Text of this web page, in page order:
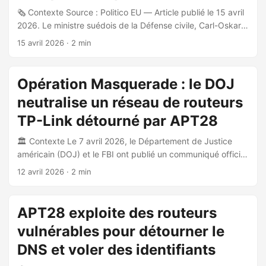
publicité numérique. ...
🗞️ Contexte Source : Politico EU — Article publié le 15 avril
2026. Le ministre suédois de la Défense civile, Carl-Oskar
Bohlin, a tenu une conférence de presse à Stockholm pour
menace Selon le ministre, les groupes pro-russes ont opéré
un changement de tactique significatif : ils sont passés
d’attaques par déni de service (DDoS) à des cyberattaques
destructives visant des organisations en Europe. Ce
changement est qualifié de comportement « plus risqué et
plus imprudent » susceptible d’entraîner des dommages
sociétaux réels. ...
15 avril 2026 · 2 min
Opération Masquerade : le DOJ
neutralise un réseau de routeurs
TP-Link détourné par APT28
🏛️ Contexte Le 7 avril 2026, le Département de Justice
américain (DOJ) et le FBI ont publié un communiqué officiel
annonçant la conclusion de l’Opération Masquerade, une
américain. 🎯 Acteur de la menace L’opération cible l’Unité
militaire 26165 du GRU (Direction principale du
renseignement militaire russe), connue sous les alias
APT28, Sofacy Group, Forest Blizzard, Pawn Storm, Fancy
Bear et Sednit. Cette unité est classifiée comme acteur
12 avril 2026 · 2 min
APT28 exploite des routeurs
vulnérables pour détourner le
DNS et voler des identifiants